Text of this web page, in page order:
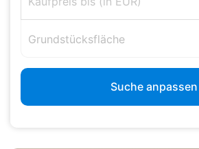
Grundstücksfläche
Suche anpassen